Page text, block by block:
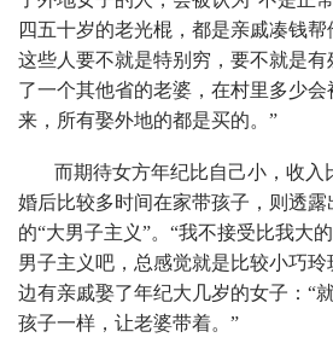
四五十岁的老光棍，都是亲戚凑钱帮
这些人要不就是特别穷，要不就是
了一个其他省的老婆，在村里多少
来，所有娶外地的都是买的。”
而期待女方年纪比自己小，收入
婚后比较多时间在家带孩子，则透露
的“大男子主义”。“我不接受比我大
男子主义吧，总感觉就是比较小巧玲
边有亲戚娶了年纪大几岁的女子：“
孩子一样，让老婆带着。”